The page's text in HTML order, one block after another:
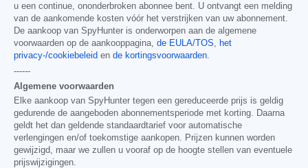
u een continue, ononderbroken abonnee bent. U ontvangt een melding
van de aankomende kosten vóór het verstrijken van uw abonnement.
De aankoop van SpyHunter is onderworpen aan de algemene
voorwaarden op de aankooppagina, de EULA/TOS, het
privacy-/cookiebeleid en de kortingsvoorwaarden.
------
Algemene voorwaarden
Elke aankoop van SpyHunter tegen een gereduceerde prijs is geldig
gedurende de aangeboden abonnementsperiode met korting. Daarna
geldt het dan geldende standaardtarief voor automatische
verlengingen en/of toekomstige aankopen. Prijzen kunnen worden
gewijzigd, maar we zullen u vooraf op de hoogte stellen van eventuele
prijswijzigingen.